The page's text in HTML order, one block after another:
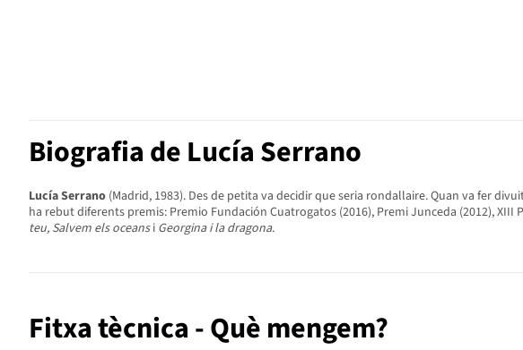
Biografia de Lucía Serrano
Lucía Serrano (Madrid, 1983). Des de petita va decidir que seria rondallaire. Quan va fer
ha rebut diferents premis: Premio Fundación Cuatrogatos (2016), Premi Junceda (2012),
teu, Salvem els oceansi Georgina i la dragona.
Fitxa tècnica - Què mengem?